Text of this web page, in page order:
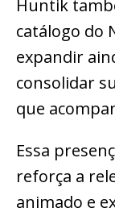
Huntik
catálogo do
expandir
consolidar
que
Essa
reforça a
animado e